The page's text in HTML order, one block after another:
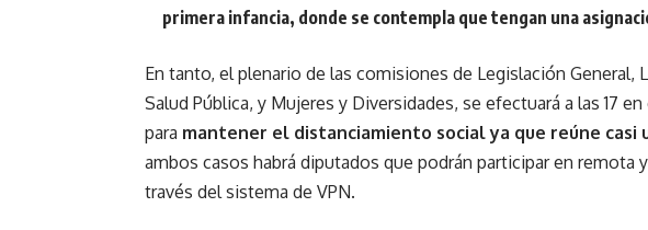
primera infancia, donde se contempla que tengan una
En tanto, el plenario de las comisiones de Legislación General,
Salud Pública, y Mujeres y Diversidades, se efectuará a las 17
para mantener el distanciamiento social ya que reúne casi
ambos casos habrá diputados que podrán participar en remota
través del sistema de VPN.